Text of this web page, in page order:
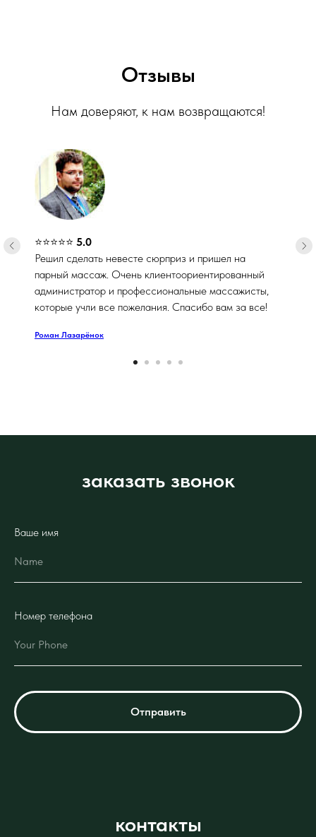
Отзывы
Нам доверяют, к нам возвращаются!
⭐⭐⭐⭐⭐ 5.0
Решил сделать невесте сюрприз и пришел на
парный массаж. Очень клиентоориентированный
администратор и профессиональные массажисты,
которые учли все пожелания. Спасибо вам за все!
Роман Лазарёнок
заказать звонок
Ваше имя
Номер телефона
Отправить
контакты